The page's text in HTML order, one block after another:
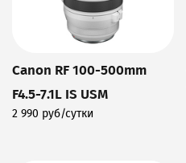
Canon RF 100-500mm
F4.5-7.1L IS USM
2 990 руб/сутки